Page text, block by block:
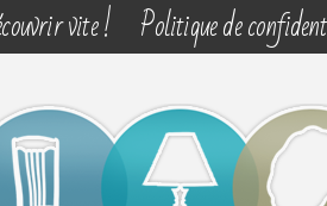
vite ! Politique de